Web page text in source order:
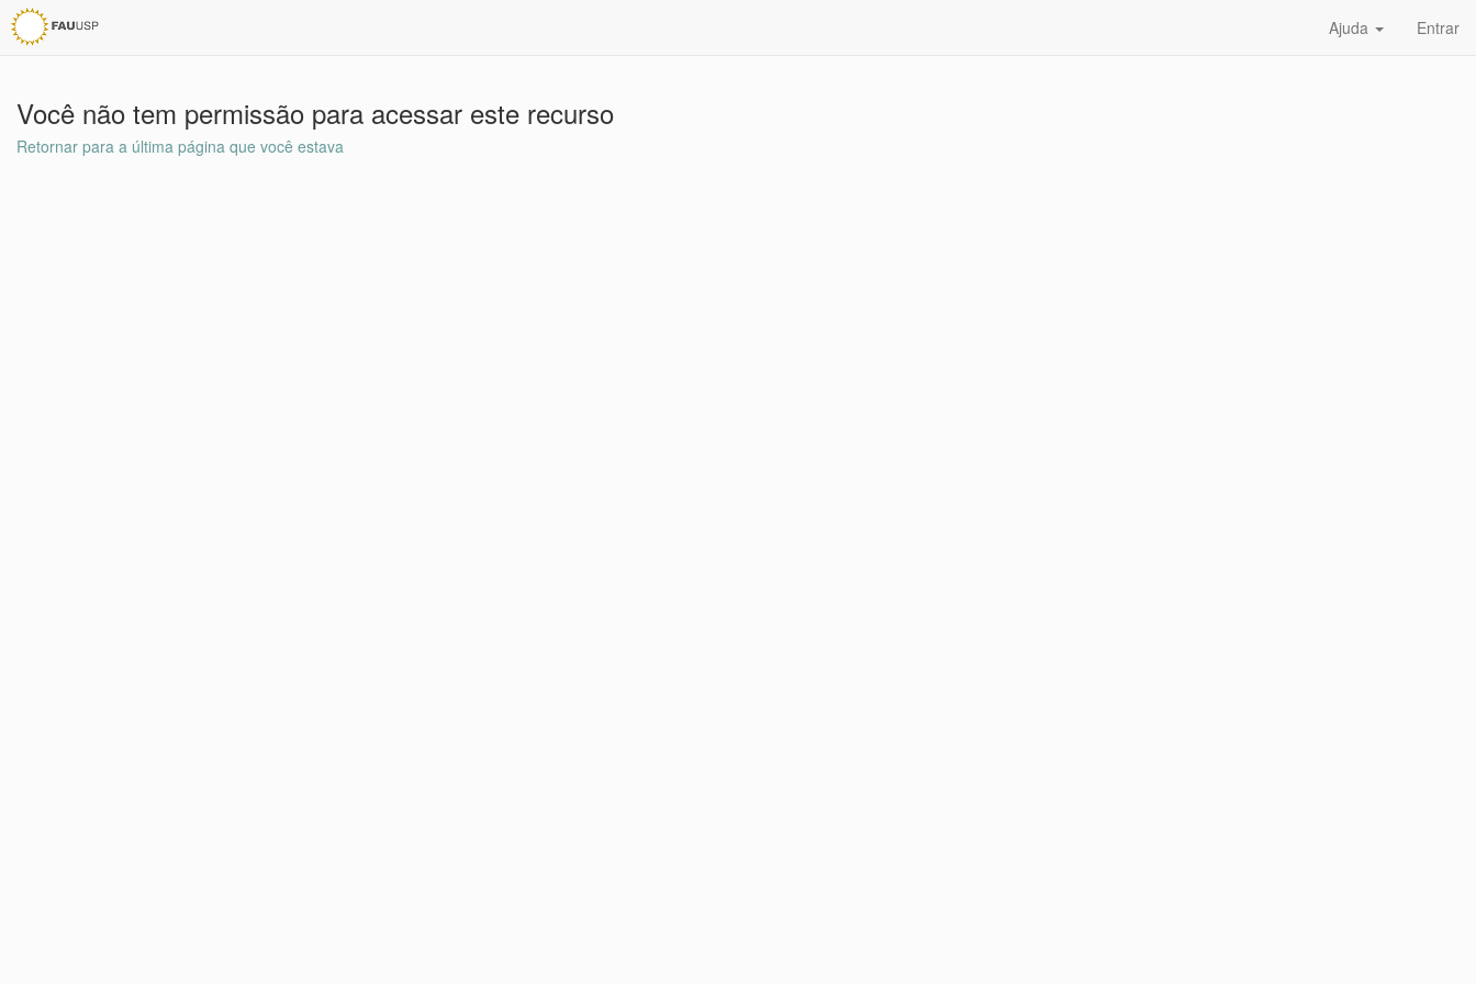
Ajuda Entrar
Você não tem permissão para acessar este recurso
Retornar para a última página que você estava